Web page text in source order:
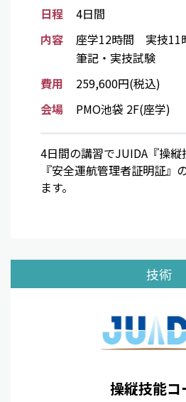
技術
操縦技能コ
日程
4日間
内容
座学12時間 実技11
筆記・実技試験
費用
259,600円(税込)
会場
PMO池袋 2F(座学)
4日間の講習でJUIDA『操縦
『安全運航管理者証明証』
ます。